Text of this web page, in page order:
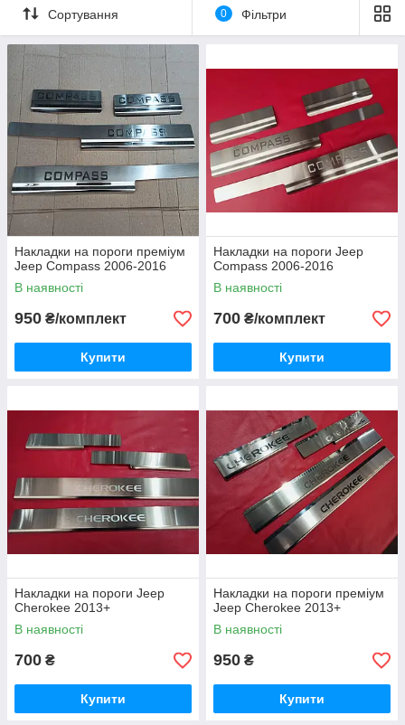
Сортування 0 Фільтри
Накладки на пороги преміум
Jeep Compass 2006-2016
В наявності
950 ₴/комплект
Купити
Накладки на пороги Jeep
Compass 2006-2016
В наявності
700 ₴/комплект
Купити
Накладки на пороги Jeep
Cherokee 2013+
В наявності
700 ₴
Купити
Накладки на пороги преміум
Jeep Cherokee 2013+
В наявності
950 ₴
Купити